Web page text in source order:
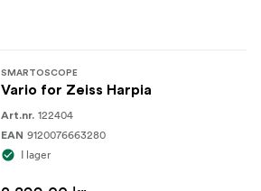
SMARTOSCOPE
Vario for Zeiss Harpia
Art.nr. 122404
EAN 9120076663280
I lager